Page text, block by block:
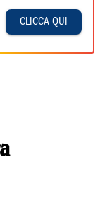
CLICCA QUI